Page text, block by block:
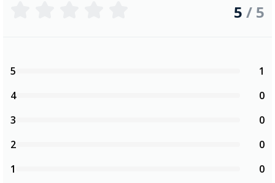
5 / 5
5
1
4
0
3
0
2
0
1
0